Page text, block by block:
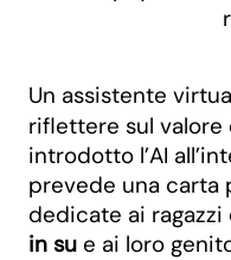
Un assistente
riflettere sul valore
introdotto l’AI
prevede una carta
dedicate ai ragazzi
in su e ai loro